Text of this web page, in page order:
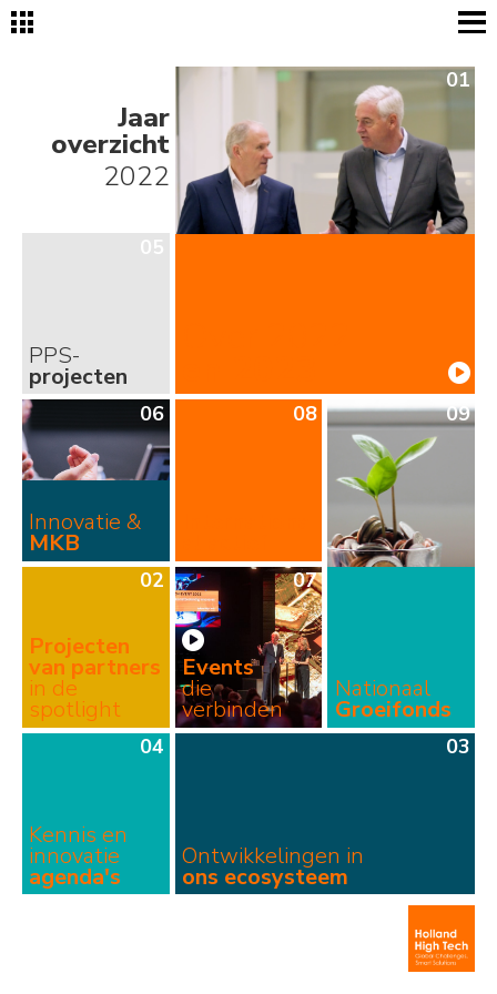
Jaar
overzicht
2022
PPS-
projecten
05

01
Innovatie &
MKB
06 08
Nationaal
Groeifonds
09
Projecten
van partners
in de
spotlight
02

Events
die
verbinden
07
Kennis en
innovatie
agenda's
04
Ontwikkel­ingen in
ons eco­systeem
03